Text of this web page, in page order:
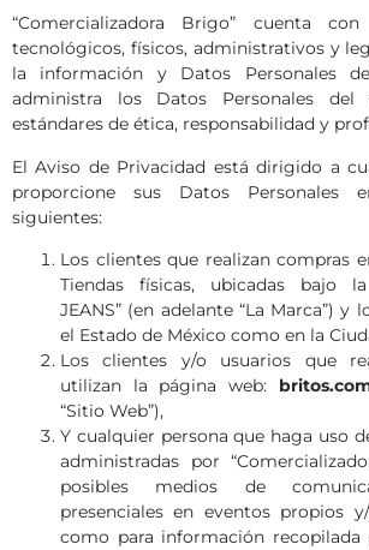
“Comercializadora Brigo” cuenta
tecnológicos, físicos, administrativos y
la información y Datos Personales
administra los Datos Personales
estándares de ética, responsabilidad y
El Aviso de Privacidad está dirigido a
proporcione sus Datos
siguientes:
Los clientes que realizan compras
Tiendas físicas, ubicadas bajo la
JEANS” (en adelante “La Marca”) y
el Estado de México como en la
Los clientes y/o usuarios que
utilizan la página web: britos.
“Sitio Web”),
Y cualquier persona que haga uso
administradas por
posibles medios de
presenciales en eventos propios
como para información